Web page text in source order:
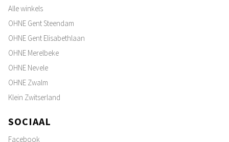
Alle winkels
OHNE Gent Steendam
OHNE Gent Elisabethlaan
OHNE Merelbeke
OHNE Nevele
OHNE Zwalm
Klein Zwitserland
SOCIAAL
Facebook